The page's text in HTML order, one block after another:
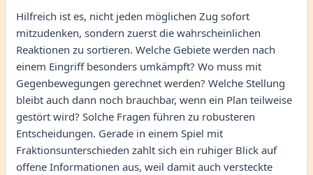
Hilfreich ist es, nicht jeden möglichen Zug sofort
mitzudenken, sondern zuerst die wahrscheinlichen
Reaktionen zu sortieren. Welche Gebiete werden nach
einem Eingriff besonders umkämpft? Wo muss mit
Gegenbewegungen gerechnet werden? Welche Stellung
bleibt auch dann noch brauchbar, wenn ein Plan teilweise
gestört wird? Solche Fragen führen zu robusteren
Entscheidungen. Gerade in einem Spiel mit
Fraktionsunterschieden zahlt sich ein ruhiger Blick auf
offene Informationen aus, weil damit auch versteckte